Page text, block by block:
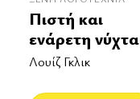
Πιστή και
ενάρετη νύχτα
Λουίζ Γκλικ